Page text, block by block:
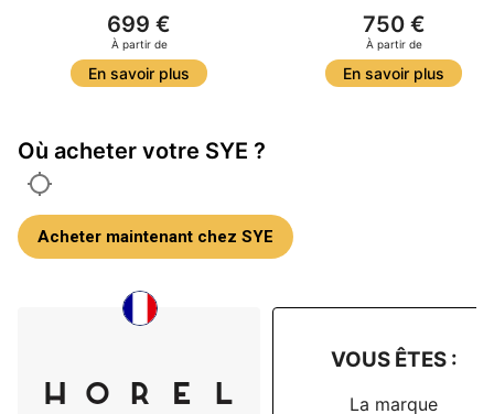
699 €
À partir de
En savoir plus
750 €
À partir de
En savoir plus
Où acheter votre SYE ?
Acheter maintenant chez SYE
VOUS ÊTES :
La marque